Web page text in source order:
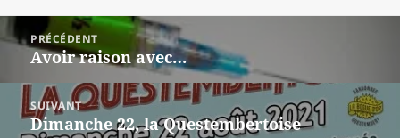
Navigation
de
l’article
PRÉCÉDENT
Article
précédent :
Avoir raison avec…
SUIVANT
Article
Dimanche 22, la Questembertoise